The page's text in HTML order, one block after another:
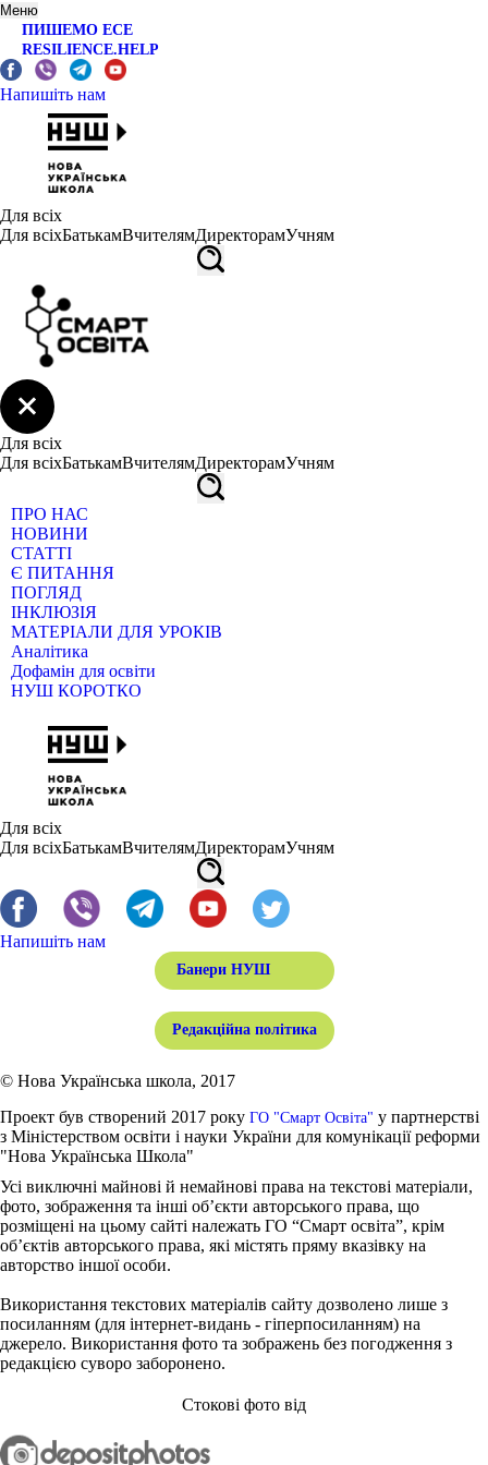
Меню
ПИШЕМО ЕСЕ
RESILIENCE.HELP
Напишіть нам
Для всіх
Для всіхБатькамВчителямДиректорамУчням
Для всіх
Для всіхБатькамВчителямДиректорамУчням
ПРО НАС
НОВИНИ
СТАТТІ
Є ПИТАННЯ
ПОГЛЯД
ІНКЛЮЗІЯ
МАТЕРІАЛИ ДЛЯ УРОКІВ
Аналітика
Дофамін для освіти
НУШ КОРОТКО
Для всіх
Для всіхБатькамВчителямДиректорамУчням
Напишіть нам
Банери НУШ
Редакційна політика
© Нова Українська школа, 2017
Проект був створений 2017 року ГО "Смарт Освіта" у партнерстві
з Міністерством освіти і науки України для комунікації реформи
"Нова Українська Школа"
Усі виключні майнові й немайнові права на текстові матеріали,
фото, зображення та інші об’єкти авторського права, що
розміщені на цьому сайті належать ГО “Смарт освіта”, крім
об’єктів авторського права, які містять пряму вказівку на
авторство іншої особи.
Використання текстових матеріалів сайту дозволено лише з
посиланням (для інтернет-видань - гіперпосиланням) на
джерело. Використання фото та зображень без погодження з
редакцією суворо заборонено.
Стокові фото від